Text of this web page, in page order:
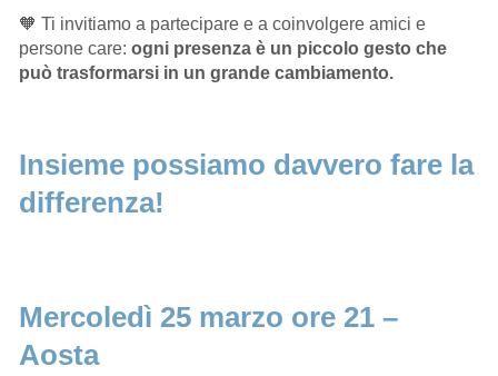
🧡 Ti invitiamo a partecipare e a coinvolgere amici e
persone care: ogni presenza è un piccolo gesto che
può trasformarsi in un grande cambiamento.
Insieme possiamo davvero fare la
differenza!
Mercoledì 25 marzo ore 21 –
Aosta